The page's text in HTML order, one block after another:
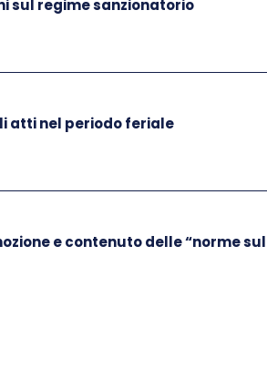
sul regime sanzionatorio
atti nel periodo feriale
e contenuto delle “norme sul